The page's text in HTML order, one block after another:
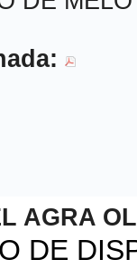
AGRA
DE